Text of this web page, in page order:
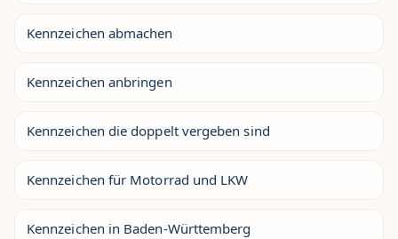
Kennzeichen abmachen
Kennzeichen anbringen
Kennzeichen die doppelt vergeben sind
Kennzeichen für Motorrad und LKW
Kennzeichen in Baden-Württemberg